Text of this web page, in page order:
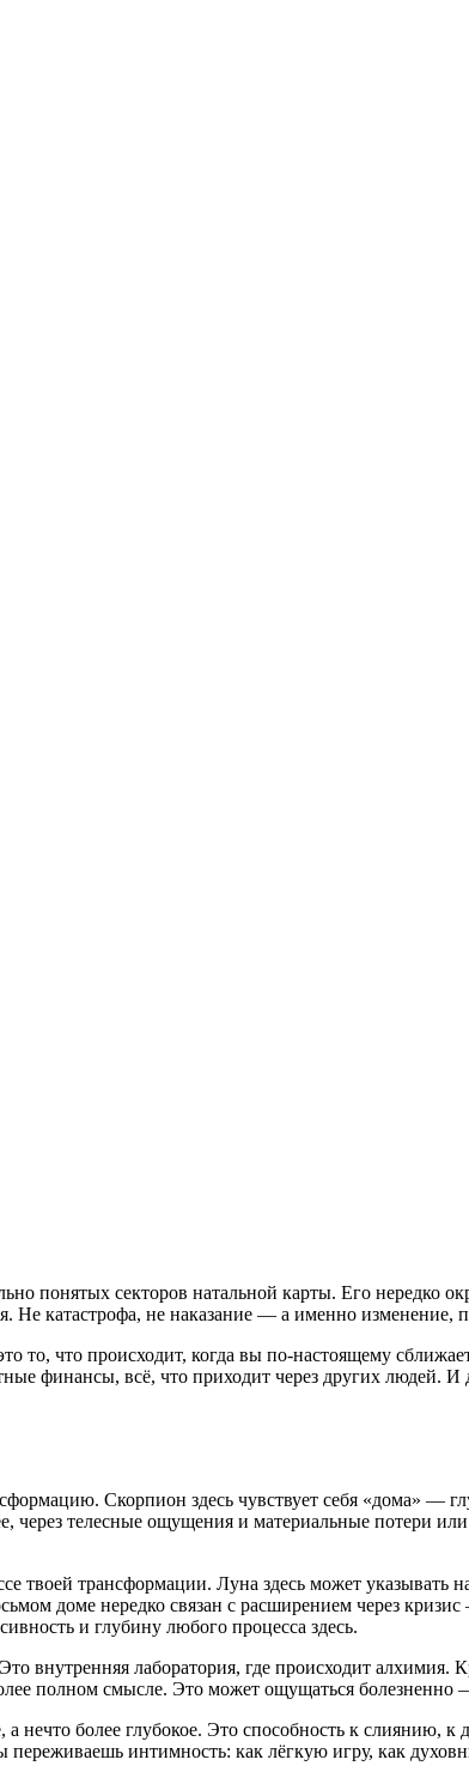
понятых секторов натальной карты. Его нередко
катастрофа, не наказание — а именно изменение,
что происходит, когда вы по-настоящему
финансы, всё, что приходит через других людей.
Скорпион здесь чувствует себя «дома» —
через телесные ощущения и материальные потери
твоей трансформации. Луна здесь может указывать
доме нередко связан с расширением через
и глубину любого процесса здесь.
внутренняя лаборатория, где происходит
полном смысле. Это может ощущаться болезненно
нечто более глубокое. Это способность к слиянию,
интимность: как лёгкую игру, как